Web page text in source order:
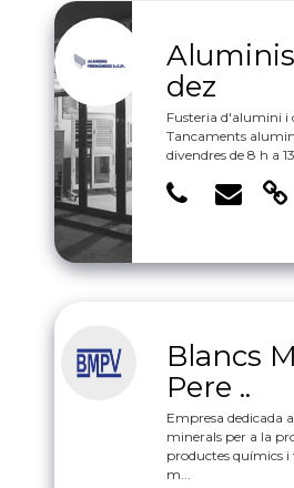
dez
Fusteria d'alumini i
Tancaments
divendres de 8 h a 13
Blancs
Pere ..
Empresa dedicada
minerals per a la
productes químics
m...